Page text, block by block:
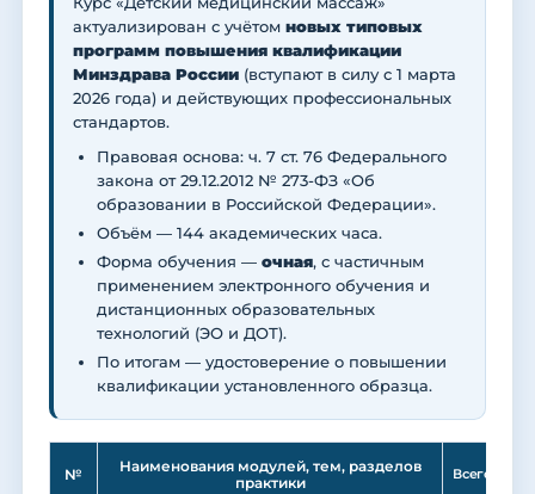
актуализирован с учётом новых типовых
программ повышения квалификации
Минздрава России (вступают в силу с 1 марта
2026 года) и действующих профессиональных
стандартов.
Правовая основа: ч. 7 ст. 76 Федерального
закона от 29.12.2012 № 273-ФЗ «Об
образовании в Российской Федерации».
Объём — 144 академических часа.
Форма обучения — очная, с частичным
применением электронного обучения и
дистанционных образовательных
технологий (ЭО и ДОТ).
По итогам — удостоверение о повышении
квалификации установленного образца.
№
Наименования модулей, тем, разделов
практики
Всего